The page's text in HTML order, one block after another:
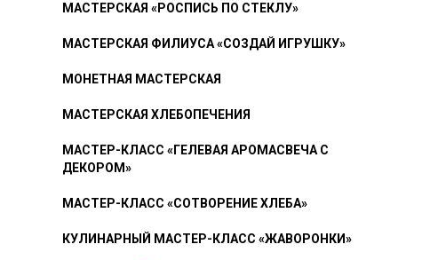
МАСТЕРСКАЯ «РОСПИСЬ ПО СТЕКЛУ»
МАСТЕРСКАЯ ФИЛИУСА «СОЗДАЙ ИГРУШКУ»
МОНЕТНАЯ МАСТЕРСКАЯ
МАСТЕРСКАЯ ХЛЕБОПЕЧЕНИЯ
МАСТЕР-КЛАСС «ГЕЛЕВАЯ АРОМАСВЕЧА С
ДЕКОРОМ»
МАСТЕР-КЛАСС «СОТВОРЕНИЕ ХЛЕБА»
КУЛИНАРНЫЙ МАСТЕР-КЛАСС «ЖАВОРОНКИ»